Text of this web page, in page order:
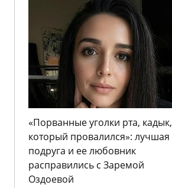
«Порванные уголки рта, кадык,
который провалился»: лучшая
подруга и ее любовник
расправились с Заремой
Оздоевой